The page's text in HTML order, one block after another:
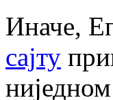
Иначе,
сајту